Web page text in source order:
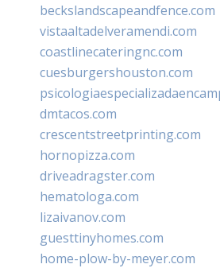
beckslandscapeandfence.com
vistaaltadelveramendi.com
coastlinecateringnc.com
cuesburgershouston.com
dmtacos.com
crescentstreetprinting.com
hornopizza.com
driveadragster.com
hematologa.com
lizaivanov.com
guesttinyhomes.com
home-plow-by-meyer.com